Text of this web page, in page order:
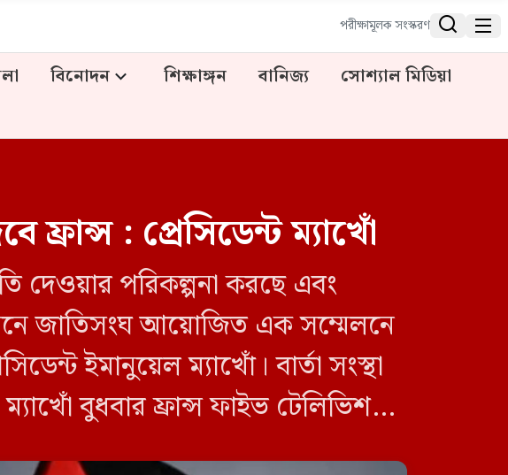
পরীক্ষামূলক সংস্করণ  
বিনোদন শিক্ষাঙ্গন বানিজ্য
সোশ্যাল মিডিয়া
ফ্রান্স : প্রেসিডেন্ট ম্যাখোঁ
দেওয়ার পরিকল্পনা করছে এবং
জাতিসংঘ আয়োজিত এক সম্মেলনে
ইমানুয়েল ম্যাখোঁ। বার্তা সংস্থা
বুধবার ফ্রান্স ফাইভ টেলিভিশনে